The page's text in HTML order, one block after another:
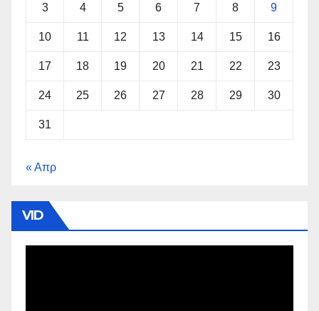
3 4 5 6 7 8 9
10 11 12 13 14 15 16
17 18 19 20 21 22 23
24 25 26 27 28 29 30
31
« Απρ
VID